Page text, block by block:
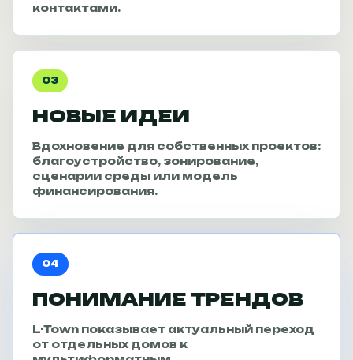
контактами.
03
НОВЫЕ ИДЕИ
Вдохновение для собственных проектов:
благоустройство, зонирование,
сценарии среды или модель
финансирования.
04
ПОНИМАНИЕ ТРЕНДОВ
L-Town показывает актуальный переход
от отдельных домов к